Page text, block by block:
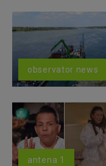
observator news
antena 1